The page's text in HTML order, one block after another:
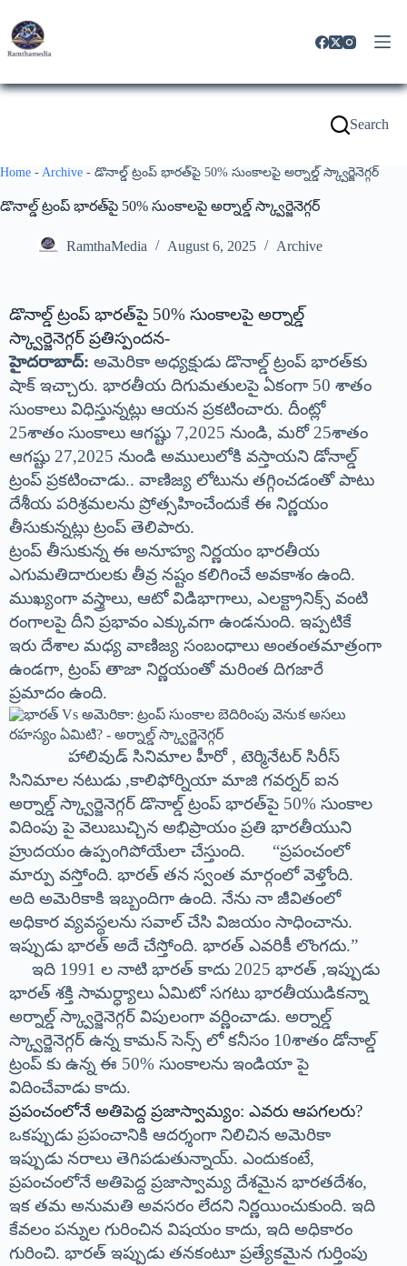
Search
Home - Archive - డొనాల్డ్ ట్రంప్ భారత్‌పై 50% సుంకాలపై అర్నాల్డ్ స్క్వార్జెనెగ్గర్
డొనాల్డ్ ట్రంప్ భారత్‌పై 50% సుంకాలపై అర్నాల్డ్ స్క్వార్జెనెగ్గర్
RamthaMedia August 6, 2025 Archive
డొనాల్డ్ ట్రంప్ భారత్‌పై 50% సుంకాలపై అర్నాల్డ్
స్క్వార్జెనెగ్గర్ ప్రతిస్పందన-
హైదరాబాద్: అమెరికా అధ్యక్షుడు డొనాల్డ్ ట్రంప్ భారత్‌కు
షాక్ ఇచ్చారు. భారతీయ దిగుమతులపై ఏకంగా 50 శాతం
సుంకాలు విధిస్తున్నట్లు ఆయన ప్రకటించారు. దీంట్లో
25శాతం సుంకాలు ఆగష్టు 7,2025 నుండి, మరో 25శాతం
ఆగష్టు 27,2025 నుండి అములులోకి వస్తాయని డోనాల్డ్
ట్రంప్ ప్రకటించాడు.. వాణిజ్య లోటును తగ్గించడంతో పాటు
దేశీయ పరిశ్రమలను ప్రోత్సహించేందుకే ఈ నిర్ణయం
తీసుకున్నట్లు ట్రంప్ తెలిపారు.
ట్రంప్ తీసుకున్న ఈ అనూహ్య నిర్ణయం భారతీయ
ఎగుమతిదారులకు తీవ్ర నష్టం కలిగించే అవకాశం ఉంది.
ముఖ్యంగా వస్త్రాలు, ఆటో విడిభాగాలు, ఎలక్ట్రానిక్స్ వంటి
రంగాలపై దీని ప్రభావం ఎక్కువగా ఉండనుంది. ఇప్పటికే
ఇరు దేశాల మధ్య వాణిజ్య సంబంధాలు అంతంతమాత్రంగా
ఉండగా, ట్రంప్ తాజా నిర్ణయంతో మరింత దిగజారే
ప్రమాదం ఉంది.
హాలివుడ్ సినిమాల హీరో , టెర్మినేటర్ సిరీస్
సినిమాల నటుడు ,కాలిఫోర్నియా మాజి గవర్నర్ ఐన
అర్నాల్డ్ స్క్వార్జెనెగ్గర్ డొనాల్డ్ ట్రంప్ భారత్‌పై 50% సుంకాల
విదింపు పై వెలుబుచ్చిన అభిప్రాయం ప్రతి భారతీయుని
హ్రుదయం ఉప్పంగిపోయేలా చేస్తుంది. “ప్రపంచంలో
మార్పు వస్తోంది. భారత్ తన స్వంత మార్గంలో వెళ్తోంది.
అది అమెరికాకి ఇబ్బందిగా ఉంది. నేను నా జీవితంలో
అధికార వ్యవస్థలను సవాల్ చేసి విజయం సాధించాను.
ఇప్పుడు భారత్ అదే చేస్తోంది. భారత్ ఎవరికీ లొంగదు.”
ఇది 1991 ల నాటి భారత్ కాదు 2025 భారత్ ,ఇప్పుడు
భారత్ శక్తి సామర్ధ్యాలు ఏమిటో సగటు భారతీయుడికన్నా
అర్నాల్డ్ స్క్వార్జెనెగ్గర్ విపులంగా వర్ణించాడు. అర్నాల్డ్
స్క్వార్జెనెగ్గర్ ఉన్న కామన్ సెన్స్ లో కనీసం 10శాతం డోనాల్డ్
ట్రంప్ కు ఉన్న ఈ 50% సుంకాలను ఇండియా పై
విదించేవాడు కాదు.
ప్రపంచంలోనే అతిపెద్ద ప్రజాస్వామ్యం: ఎవరు ఆపగలరు?
ఒకప్పుడు ప్రపంచానికి ఆదర్శంగా నిలిచిన అమెరికా
ఇప్పుడు నరాలు తెగిపడుతున్నాయ్. ఎందుకంటే,
ప్రపంచంలోనే అతిపెద్ద ప్రజాస్వామ్య దేశమైన భారతదేశం,
ఇక తమ అనుమతి అవసరం లేదని నిర్ణయించుకుంది. ఇది
కేవలం పన్నుల గురించిన విషయం కాదు, ఇది అధికారం
గురించి. భారత్ ఇప్పుడు తనకంటూ ప్రత్యేకమైన గుర్తింపు